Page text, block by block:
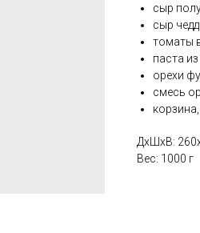
сыр
сыр
томаты
паста
орехи
смесь
ДxШxВ:
Вес: 1000 г